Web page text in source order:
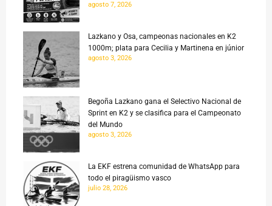
agosto 7, 2026
Lazkano y Osa, campeonas nacionales en K2
1000m; plata para Cecilia y Martinena en júnior
agosto 3, 2026
Begoña Lazkano gana el Selectivo Nacional de
Sprint en K2 y se clasifica para el Campeonato
del Mundo
agosto 3, 2026
La EKF estrena comunidad de WhatsApp para
todo el piragüismo vasco
julio 28, 2026